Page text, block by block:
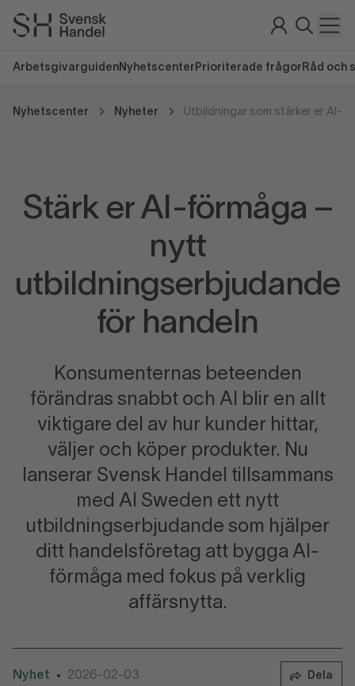
Arbetsgivarguiden Nyhetscenter Prioriterade frågor Råd och
Nyhetscenter Nyheter Utbildningar som stärker er AI-
Stärk er AI-förmåga –
nytt
utbildningserbjudande
för handeln
Konsumenternas beteenden
förändras snabbt och AI blir en allt
viktigare del av hur kunder hittar,
väljer och köper produkter. Nu
lanserar Svensk Handel tillsammans
med AI Sweden ett nytt
utbildningserbjudande som hjälper
ditt handelsföretag att bygga AI-
förmåga med fokus på verklig
affärsnytta.
Nyhet • 2026-02-03 Dela